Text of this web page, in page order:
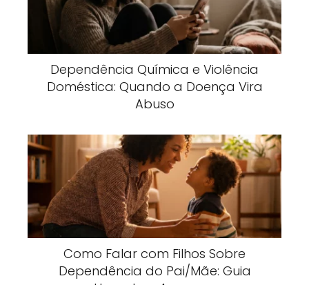
Dependência Química e Violência
Doméstica: Quando a Doença Vira
Abuso
Como Falar com Filhos Sobre
Dependência do Pai/Mãe: Guia